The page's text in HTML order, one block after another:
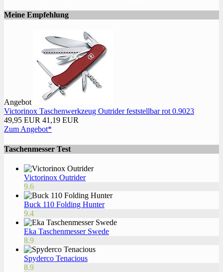
Meine Empfehlung
Angebot
Victorinox Taschenwerkzeug Outrider feststellbar rot 0.9023
49,95 EUR 41,19 EUR
Zum Angebot*
Taschenmesser Test
Victorinox Outrider
9.6
Buck 110 Folding Hunter
9.4
Eka Taschenmesser Swede
8.9
Spyderco Tenacious
8.9